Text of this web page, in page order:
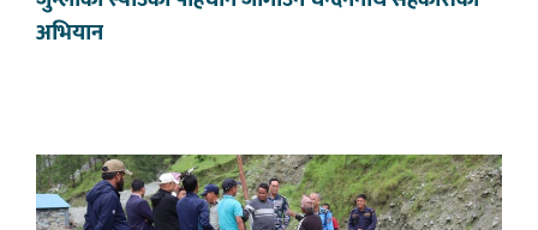
अभियान